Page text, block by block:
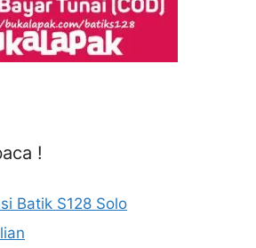
!
Batik S128 Solo